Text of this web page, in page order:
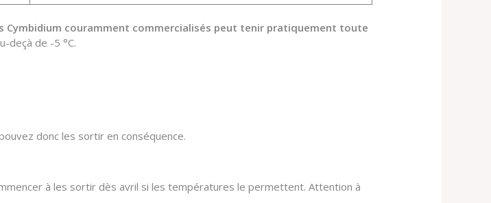
Cymbidium couramment commercialisés peut tenir pratiquement toute
deçà de -5 °C.
donc les sortir en conséquence.
à les sortir dès avril si les températures le permettent. Attention à